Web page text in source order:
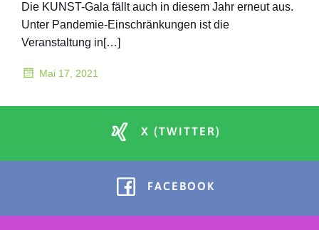
Die KUNST-Gala fällt auch in diesem Jahr erneut aus.
Unter Pandemie-Einschränkungen ist die
Veranstaltung in[…]
Mai 17, 2021
X (TWITTER)
FACEBOOK